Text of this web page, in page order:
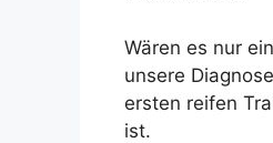
Wären es nur
unsere
ersten reifen
ist.